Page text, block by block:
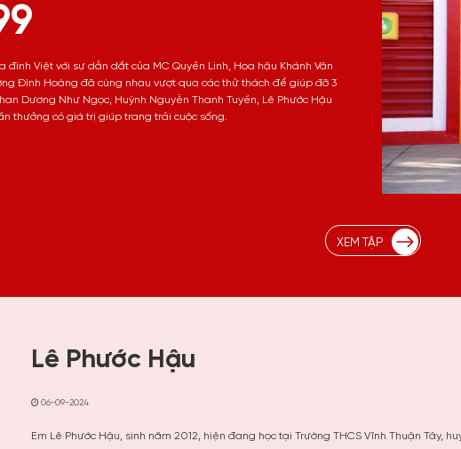
đình Việt với sự dẫn dắt của MC Quyền Linh, Hoa hậu Khánh Vân
Đình Hoàng đã cùng nhau vượt qua các thử thách để giúp đỡ 3
Dương Như Ngọc, Huỳnh Nguyễn Thanh Tuyền, Lê Phước Hậu
thưởng có giá trị giúp trang trải cuộc sống.
XEM TẬP
Lê Phước Hậu
06-09-2024
Em Lê Phước Hậu, sinh năm 2012, hiện đang học tại Trường THCS Vĩnh Thuận Tây,